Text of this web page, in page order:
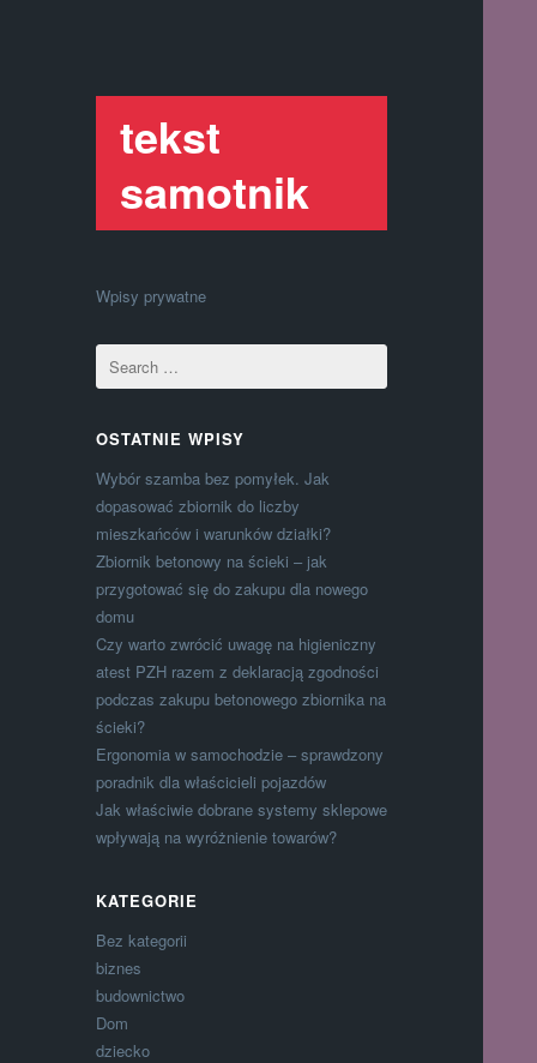
tekst
samotnik
Wpisy prywatne
OSTATNIE WPISY
Wybór szamba bez pomyłek. Jak
dopasować zbiornik do liczby
mieszkańców i warunków działki?
Zbiornik betonowy na ścieki – jak
przygotować się do zakupu dla nowego
domu
Czy warto zwrócić uwagę na higieniczny
atest PZH razem z deklaracją zgodności
podczas zakupu betonowego zbiornika na
ścieki?
Ergonomia w samochodzie – sprawdzony
poradnik dla właścicieli pojazdów
Jak właściwie dobrane systemy sklepowe
wpływają na wyróżnienie towarów?
KATEGORIE
Bez kategorii
biznes
budownictwo
Dom
dziecko